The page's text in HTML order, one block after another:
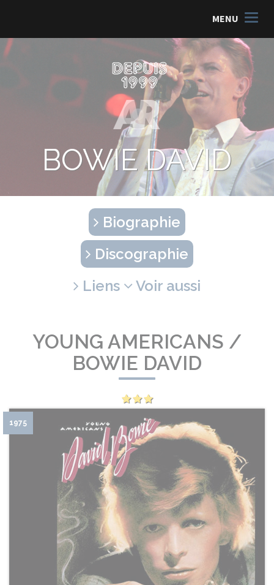
MENU
BOWIE DAVID
Biographie
Discographie
Liens
Voir aussi
YOUNG AMERICANS /
BOWIE DAVID
1975